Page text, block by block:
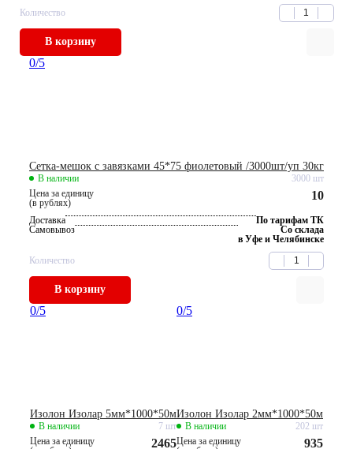
Количество
В корзину
0/5
Сетка-мешок с завязками 45*75 фиолетовый /3000шт/уп 30кг
В наличии
3000 шт
Цена за единицу
(в рублях)
10
Доставка
По тарифам ТК
Самовывоз
Со склада
в Уфе и Челябинске
Количество
В корзину
0/5
Изолон Изолар 5мм*1000*50м
В наличии
7 шт
Цена за единицу
2465
0/5
Изолон Изолар 2мм*1000*50м
В наличии
202 шт
Цена за единицу
935